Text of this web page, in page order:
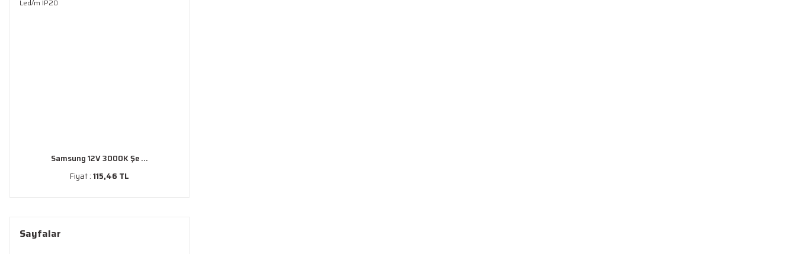
Samsung 12V 3000K Şe ...
Fiyat :115,46 TL
Sayfalar